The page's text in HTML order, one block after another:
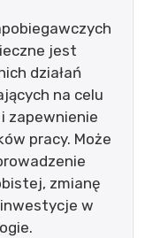
jest
działań
na celu
zapewnienie
pracy. Może
zmianę
w